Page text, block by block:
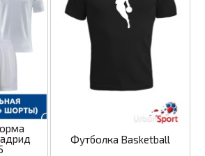
Футболка Basketball